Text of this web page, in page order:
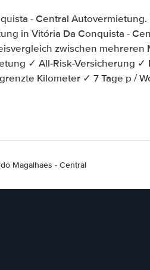
- Central
in Vitória Da Conquista -
zwischen
✓ All-Risk-Versicherung
Kilometer ✓ 7 Tage p /
Magalhaes - Central